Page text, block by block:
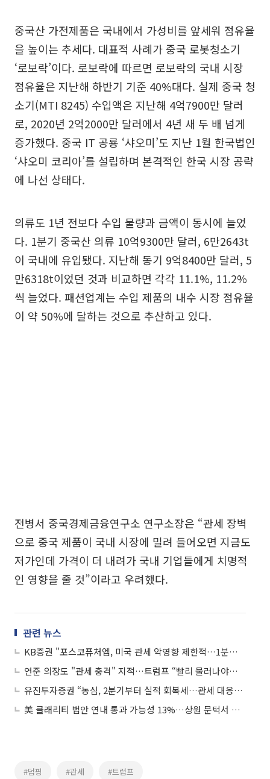
중국산 가전제품은 국내에서 가성비를 앞세워 점유율
을 높이는 추세다. 대표적 사례가 중국 로봇청소기
‘로보락’이다. 로보락에 따르면 로보락의 국내 시장
점유율은 지난해 하반기 기준 40%대다. 실제 중국 청
소기(MTI 8245) 수입액은 지난해 4억7900만 달러
로, 2020년 2억2000만 달러에서 4년 새 두 배 넘게
증가했다. 중국 IT 공룡 ‘샤오미’도 지난 1월 한국법인
‘샤오미 코리아’를 설립하며 본격적인 한국 시장 공략
에 나선 상태다.
의류도 1년 전보다 수입 물량과 금액이 동시에 늘었
다. 1분기 중국산 의류 10억9300만 달러, 6만2643t
이 국내에 유입됐다. 지난해 동기 9억8400만 달러, 5
만6318t이었던 것과 비교하면 각각 11.1%, 11.2%
씩 늘었다. 패션업계는 수입 제품의 내수 시장 점유율
이 약 50%에 달하는 것으로 추산하고 있다.
전병서 중국경제금융연구소 연구소장은 “관세 장벽
으로 중국 제품이 국내 시장에 밀려 들어오면 지금도
저가인데 가격이 더 내려가 국내 기업들에게 치명적
인 영향을 줄 것”이라고 우려했다.
관련 뉴스
KB증권 "포스코퓨처엠, 미국 관세 악영향 제한적…1분기 영업이익 호실적 전망"
연준 의장도 "관세 충격" 지적…트럼프 “빨리 물러나야할 사람”
유진투자증권 “농심, 2분기부터 실적 회복세…관세 대응도 가능”
美 클래리티 법안 연내 통과 가능성 13%…상원 문턱서 제동
#덤핑 #관세 #트럼프